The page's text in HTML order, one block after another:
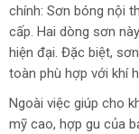
chính: Sơn bóng nội
cấp. Hai dòng sơn
hiện đại. Đặc biệt,
toàn phù hợp với khí
Ngoài việc giúp cho
mỹ cao, hợp gu của